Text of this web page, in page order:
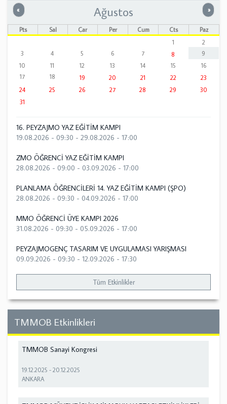
« Önceki »
Ağustos
Pts Sal Çar Per Cum Cts
Paz
1
2
3
4 5 6 7 8
9
10
11 12 13 14 15
16
17
18 19 20 21 22
23
24
25 26 27 28 29
30
31
16. PEYZAJMO YAZ EĞİTİM KAMPI
19.08.2026 - 09:30 - 29.08.2026 - 17:00
ZMO ÖĞRENCİ YAZ EĞİTİM KAMPI
28.08.2026 - 09:00 - 03.09.2026 - 17:00
PLANLAMA ÖĞRENCİLERİ 14. YAZ EĞİTİM KAMPI (ŞPO)
28.08.2026 - 09:30 - 04.09.2026 - 17:00
MMO ÖĞRENCİ ÜYE KAMPI 2026
31.08.2026 - 09:30 - 05.09.2026 - 17:00
PEYZAJMOGENÇ TASARIM VE UYGULAMASI YARIŞMASI
09.09.2026 - 09:30 - 12.09.2026 - 17:30
Tüm Etkinlikler
TMMOB Etkinlikleri
TMMOB Sanayi Kongresi
19.12.2025 -20.12.2025
ANKARA